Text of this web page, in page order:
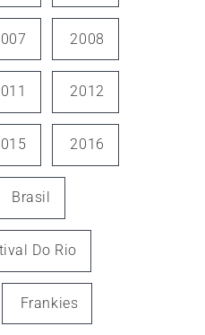
2008
2012
2016
Brasil
Do Rio
Frankies